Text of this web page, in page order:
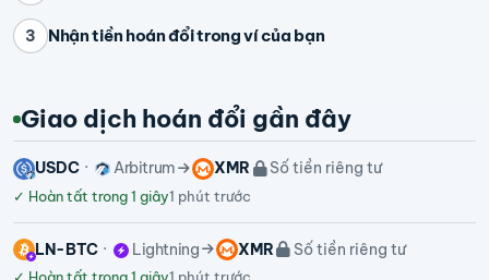
3 Nhận tiền hoán đổi trong ví của bạn
Giao dịch hoán đổi gần đây
USDC Arbitrum XMR Số tiền riêng tư
✓ Hoàn tất trong 1 giây1 phút trước
LN-BTC Lightning XMR Số tiền riêng tư